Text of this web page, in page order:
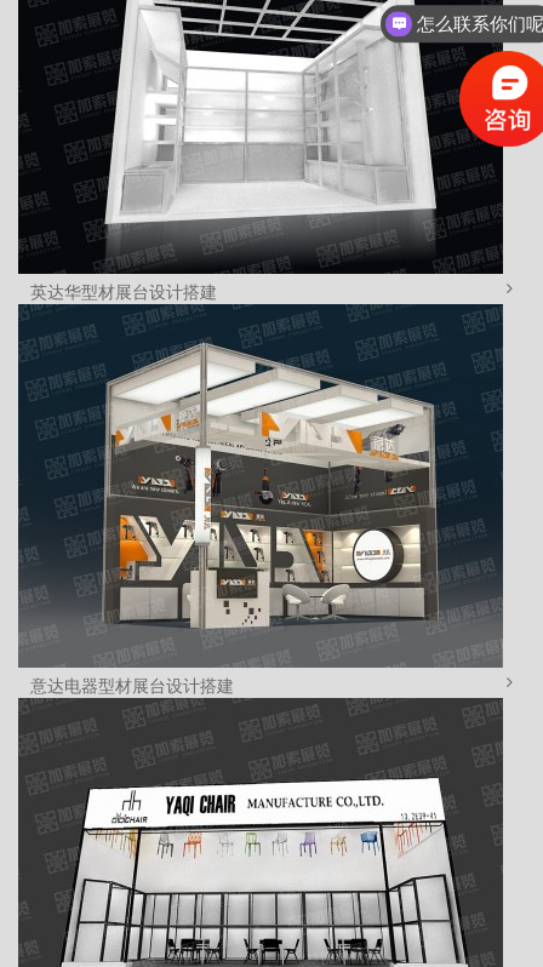
英达华型材展台设计搭建
意达电器型材展台设计搭建
怎么联系你们